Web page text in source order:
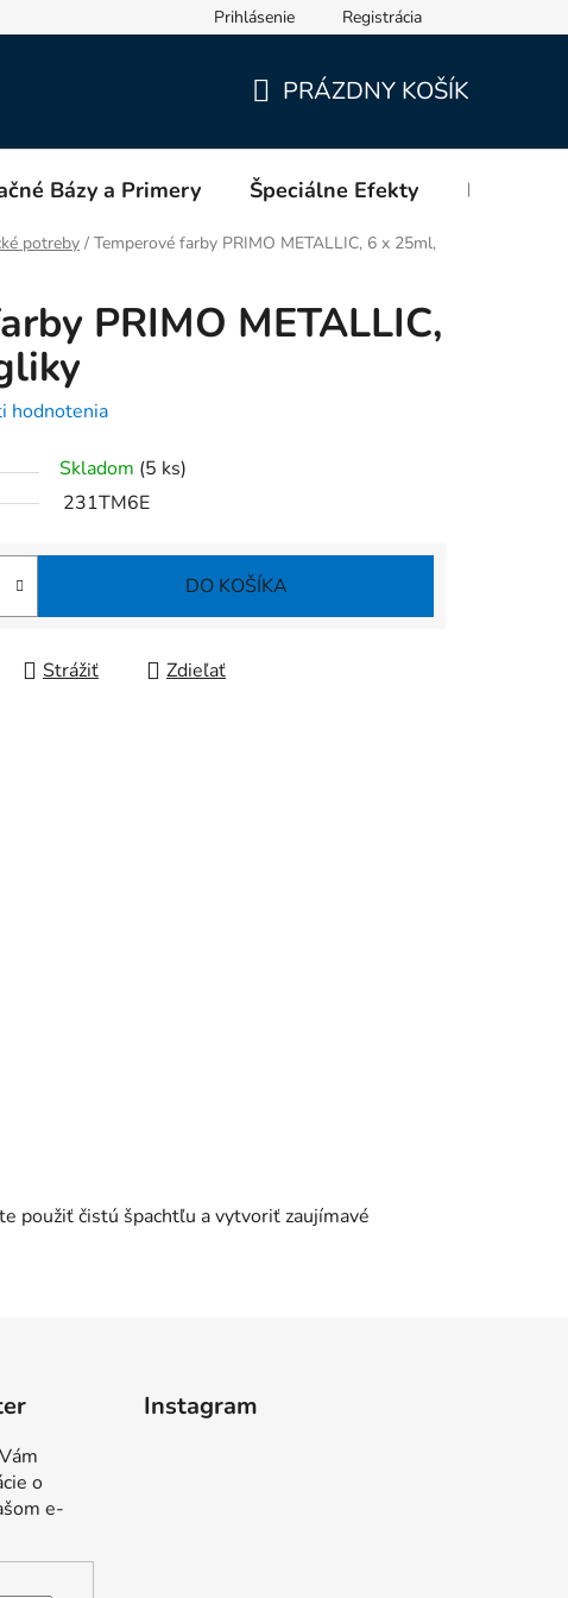
Prihlásenie Registrácia
KOŠÍK
PRÁZDNY KOŠÍK
Bázy a Primery Špeciálne Efekty Blog
potreby / Temperové farby PRIMO METALLIC, 6 x 25ml,
PRIMO METALLIC,
hodnotenia
Skladom (5 ks)
231TM6E
DO KOŠÍKA
Strážiť Zdieľať
použiť čistú špachtľu a vytvoriť zaujímavé
o
e-
Instagram